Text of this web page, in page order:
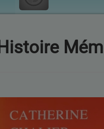
Histoire